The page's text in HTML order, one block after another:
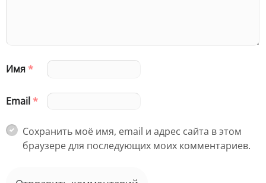
Имя*
Email*
Сохранить моё имя, email и адрес сайта в этом
браузере для последующих моих комментариев.